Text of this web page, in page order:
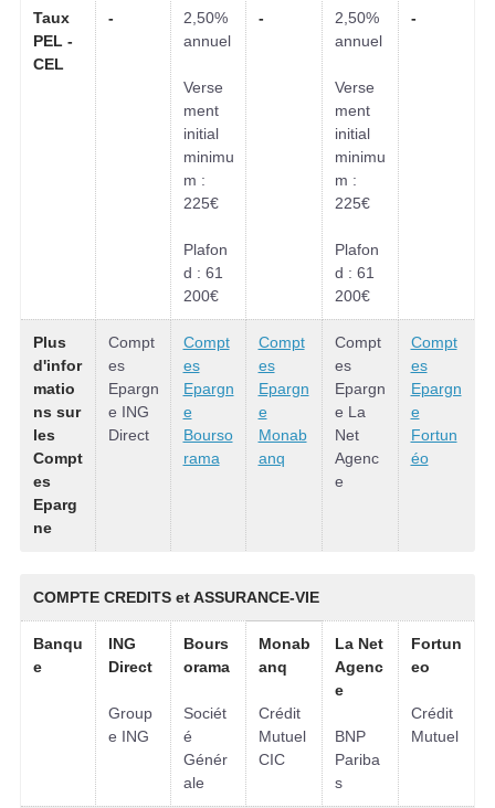
Taux
PEL -
CEL
-
2,50%
annuel
Verse
ment
initial
minimu
m :
225€
Plafon
d : 61
200€
-
2,50%
annuel
Verse
ment
initial
minimu
m :
225€
Plafon
d : 61
200€
-
Plus
d'infor
matio
ns sur
les
Compt
es
Eparg
ne
Compt
es
Epargn
e ING
Direct
Compt
es
Epargn
e
Bourso
rama
Compt
es
Epargn
e
Monab
anq
Compt
es
Epargn
e La
Net
Agenc
e
Compt
es
Epargn
e
Fortun
éo
COMPTE CREDITS et ASSURANCE-VIE
Banqu
e
ING
Direct
Group
e ING
Bours
orama
Sociét
é
Génér
ale
Monab
anq
Crédit
Mutuel
CIC
La Net
Agenc
e
BNP
Pariba
s
Fortun
eo
Crédit
Mutuel